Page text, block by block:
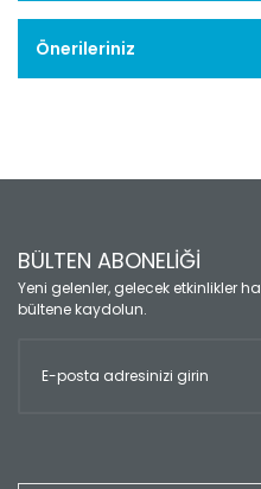
Önerileriniz
BÜLTEN ABONELİĞİ
Yeni gelenler, gelecek etkinlikler
bültene kaydolun.